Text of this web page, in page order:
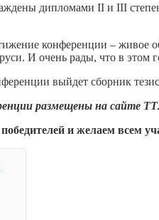
дипломами II и III
конференции – живое
И очень рады, что в этом
выйдет сборник
размещены на сайте
и желаем всем